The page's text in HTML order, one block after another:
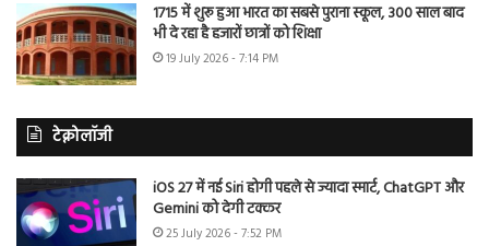
1715 में शुरू हुआ भारत का सबसे पुराना स्कूल, 300 साल बाद
भी दे रहा है हजारों छात्रों को शिक्षा
19 July 2026 - 7:14 PM
टेक्नोलॉजी
iOS 27 में नई Siri होगी पहले से ज्यादा स्मार्ट, ChatGPT और
Gemini को देगी टक्कर
25 July 2026 - 7:52 PM